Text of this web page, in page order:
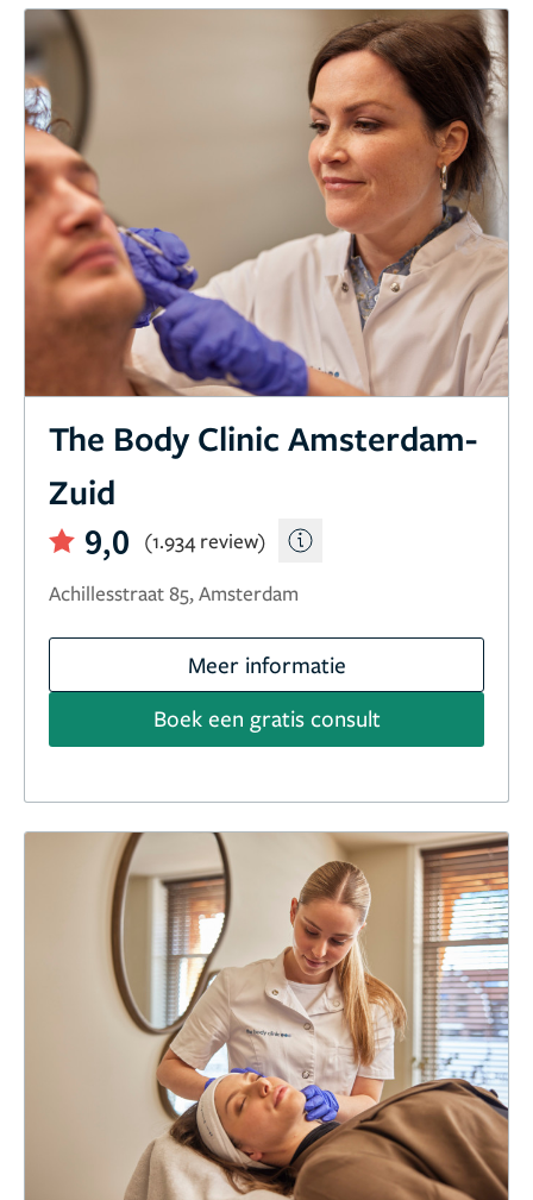
The Body Clinic Amsterdam-
Zuid
9,0
(1.934 review)
Achillesstraat 85, Amsterdam
Meer informatie
Boek een gratis consult